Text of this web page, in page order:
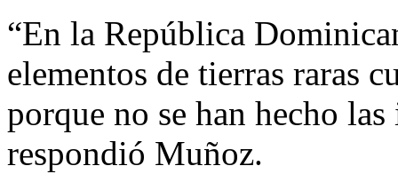
“En la República
elementos de tierras raras
porque no se han hecho
respondió Muñoz.